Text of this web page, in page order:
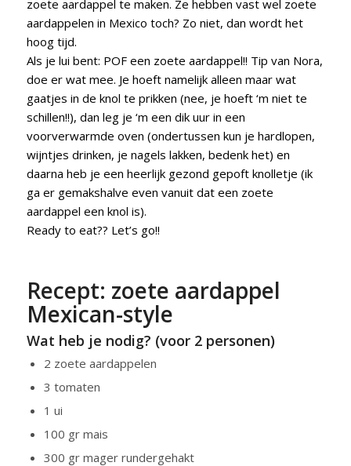
zoete aardappel te maken. Ze hebben vast wel zoete
aardappelen in Mexico toch? Zo niet, dan wordt het
hoog tijd.
Als je lui bent: POF een zoete aardappel!! Tip van Nora,
doe er wat mee. Je hoeft namelijk alleen maar wat
gaatjes in de knol te prikken (nee, je hoeft ‘m niet te
schillen!!), dan leg je ‘m een dik uur in een
voorverwarmde oven (ondertussen kun je hardlopen,
wijntjes drinken, je nagels lakken, bedenk het) en
daarna heb je een heerlijk gezond gepoft knolletje (ik
ga er gemakshalve even vanuit dat een zoete
aardappel een knol is).
Ready to eat?? Let’s go!!
Recept: zoete aardappel
Mexican-style
Wat heb je nodig? (voor 2 personen)
2 zoete aardappelen
3 tomaten
1 ui
100 gr mais
300 gr mager rundergehakt